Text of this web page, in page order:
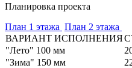
Планировка проекта
План 1 этажа План 2 этажа
ВАРИАНТ ИСПОЛНЕНИЯ
"Лето" 100 мм
"Зима" 150 мм